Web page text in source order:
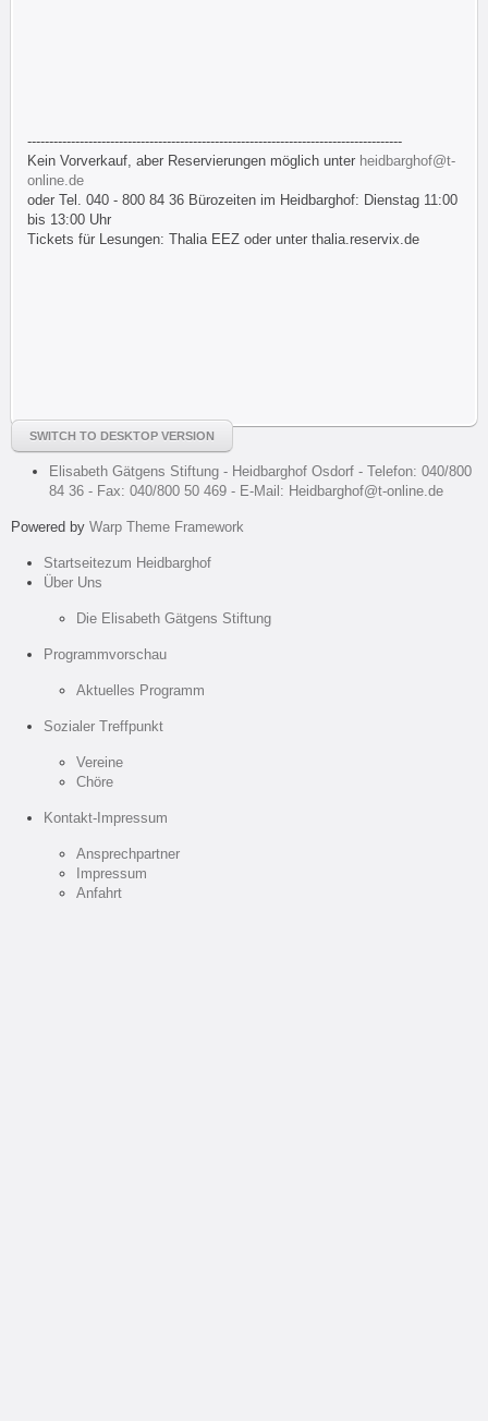
--------------------------------------------------------------------------------------
Kein Vorverkauf, aber Reservierungen möglich unter heidbarghof@t-
online.de
oder Tel. 040 - 800 84 36 Bürozeiten im Heidbarghof: Dienstag 11:00
bis 13:00 Uhr
Tickets für Lesungen: Thalia EEZ oder unter thalia.reservix.de
SWITCH TO DESKTOP VERSION
Elisabeth Gätgens Stiftung - Heidbarghof Osdorf - Telefon: 040/800
84 36 - Fax: 040/800 50 469 - E-Mail: Heidbarghof@t-online.de
Powered by Warp Theme Framework
Startseitezum Heidbarghof
Über Uns
Die Elisabeth Gätgens Stiftung
Programmvorschau
Aktuelles Programm
Sozialer Treffpunkt
Vereine
Chöre
Kontakt-Impressum
Ansprechpartner
Impressum
Anfahrt